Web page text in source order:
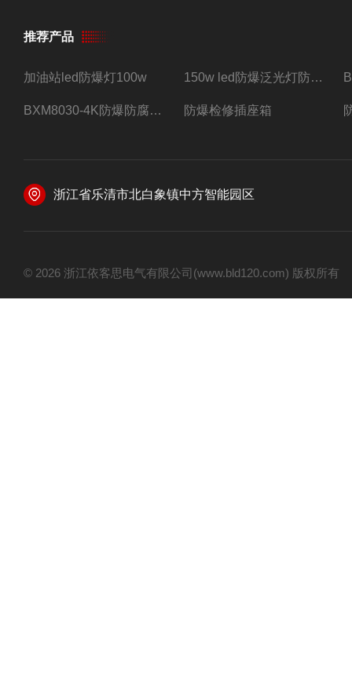
推荐产品
加油站led防爆灯100w 150w led防爆泛光灯防水防尘防爆三防灯
BXM8030-4K防爆防腐照明配电箱四路带总开关 防爆检修插座箱
浙江省乐清市北白象镇中方智能园区
© 2026 浙江依客思电气有限公司(www.bld120.com) 版权所有